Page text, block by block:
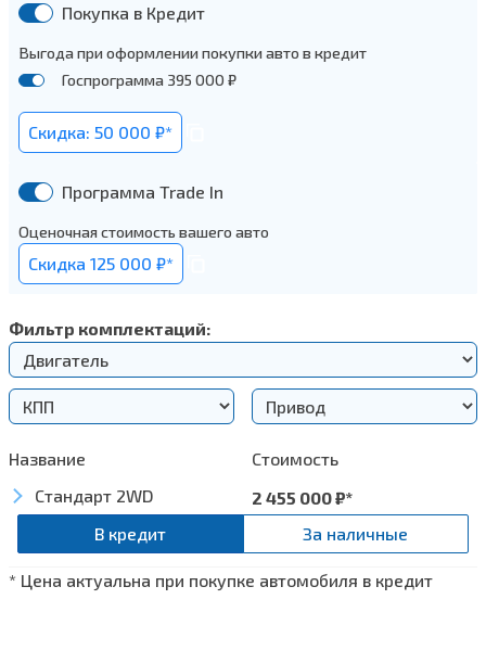
Покупка в Кредит
Выгода при оформлении покупки авто в кредит
Госпрограмма 395 000 ₽
Скидка: 50 000 ₽*
Программа Trade In
Оценочная стоимость вашего авто
Cкидка 125 000 ₽*
Фильтр комплектаций:
Название
Стоимость
Стандарт 2WD
2 455 000₽*
В кредит
За наличные
Дизайн
* Цена актуальна при покупке автомобиля в кредит